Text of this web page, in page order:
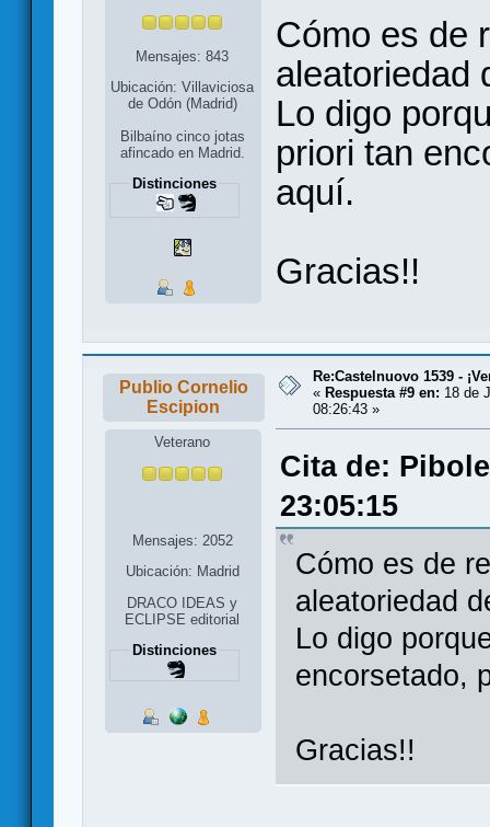
Mensajes: 843
Ubicación: Villaviciosa
de Odón (Madrid)
Bilbaíno cinco jotas
afincado en Madrid.
Distinciones
Cómo es de
aleatoriedad
Lo digo
priori tan
aquí.
Gracias!!
Publio Cornelio
Escipion
Veterano
Mensajes: 2052
Ubicación: Madrid
DRACO IDEAS y
ECLIPSE editorial
Distinciones
Re:Castelnuovo 1539 -
« Respuesta #9 en: 18 de
08:26:43 »
Cita de:
23:05:15
Cómo es de
aleatoriedad
Lo digo
encorsetado,
Gracias!!